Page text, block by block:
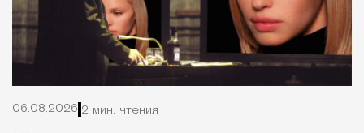
06.08.2026 2 мин. чтения